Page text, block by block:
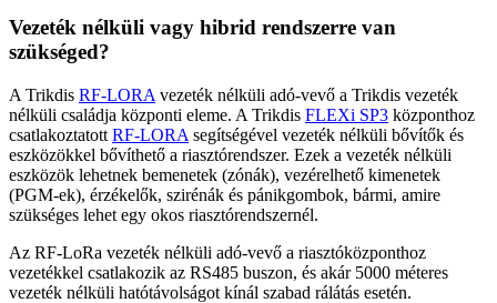
Vezeték nélküli vagy hibrid rendszerre van
szükséged?
A Trikdis RF-LORA vezeték nélküli adó-vevő a Trikdis vezeték
nélküli családja központi eleme. A Trikdis FLEXi SP3 központhoz
csatlakoztatott RF-LORA segítségével vezeték nélküli bővítők és
eszközökkel bővíthető a riasztórendszer. Ezek a vezeték nélküli
eszközök lehetnek bemenetek (zónák), vezérelhető kimenetek
(PGM-ek), érzékelők, szirénák és pánikgombok, bármi, amire
szükséges lehet egy okos riasztórendszernél.
Az RF-LoRa vezeték nélküli adó-vevő a riasztóközponthoz
vezetékkel csatlakozik az RS485 buszon, és akár 5000 méteres
vezeték nélküli hatótávolságot kínál szabad rálátás esetén.